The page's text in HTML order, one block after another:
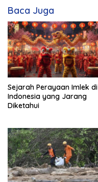
Baca Juga
Sejarah Perayaan Imlek di
Indonesia yang Jarang
Diketahui